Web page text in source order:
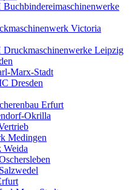
Victoria
Leipzig
Marx-Stadt
Dresden
Erfurt
Okrilla
Medingen
Weida